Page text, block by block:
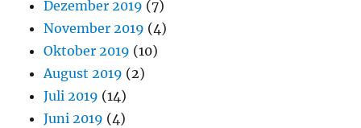
Dezember 2019 (7)
November 2019 (4)
Oktober 2019 (10)
August 2019 (2)
Juli 2019 (14)
Juni 2019 (4)